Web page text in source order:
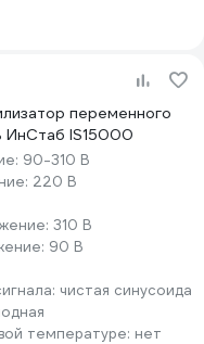
переменного
ИнСтаб IS15000
90-310 В
220 В
310 В
90 В
чистая синусоида
температуре: нет